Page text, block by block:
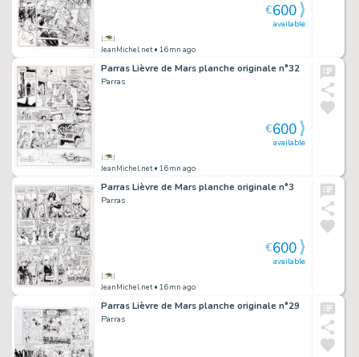
JeanMichel.net• 16mn ago
available
€600
Parras Lièvre de Mars planche originale n°32
Parras
JeanMichel.net• 16mn ago
available
€600
Parras Lièvre de Mars planche originale n°3
Parras
JeanMichel.net• 16mn ago
available
€600
Parras Lièvre de Mars planche originale n°29
Parras